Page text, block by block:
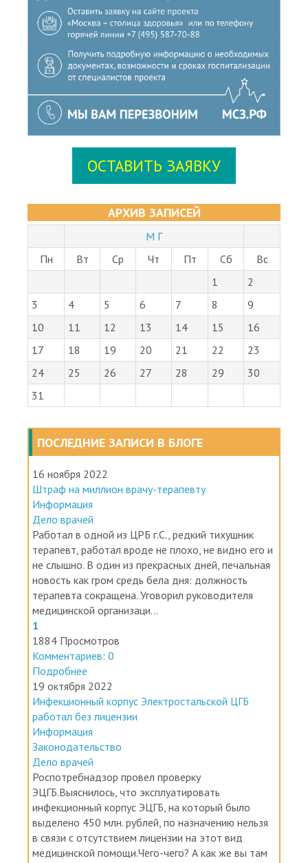
ОСТАВИТЬ ЗАЯВКУ
АРХИВ ЗАПИСЕЙ
М Г
Пн
Вт Ср Чт Пт Сб
Вс
1
2
3
4 5 6 7 8
9
10
11 12 13 14 15
16
17
18 19 20 21 22
23
24
25 26 27 28 29
30
31
ПОСЛЕДНИЕ ЗАПИСИ В БЛОГЕ
16 ноября 2022
Штраф на миллион врачу-терапевту
Информация
Дело врачей
Работал в одной из ЦРБ г.С., редкий тихушник
терапевт, работал вроде не плохо, не видно его и
не слышно. В один из прекрасных дней, печальная
новость как гром средь бела дня: должность
терапевта сокращена. Уговорил руководителя
медицинской организаци...
1
1884 Просмотров
Комментариев: 0
Подробнее
19 октября 2022
Инфекционный корпус Электростальской ЦГБ
работал без лицензии
Информация
Законодательство
Дело врачей
Роспотребнадзор провел проверку
ЭЦГБ.Выяснилось, что эксплуатировать
инфекционный корпус ЭЦГБ, на который было
выделено 450 млн. рублей, по назначению нельзя
в связи с отсутствием лицензии на этот вид
медицинской помощи.Чего-чего? А как же вы там